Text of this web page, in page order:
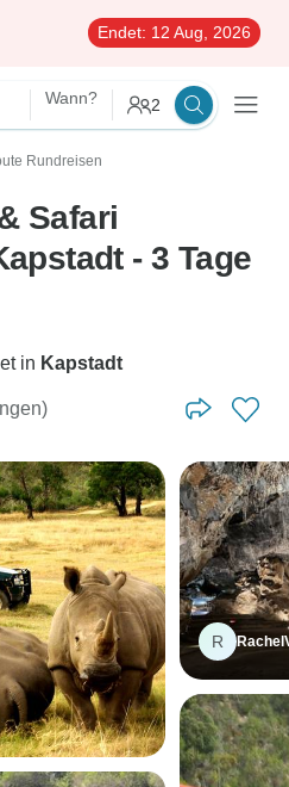
Endet: 12 Aug, 2026
Wann? 2
Rundreisen
Safari
- 3 Tage
in Kapstadt
R